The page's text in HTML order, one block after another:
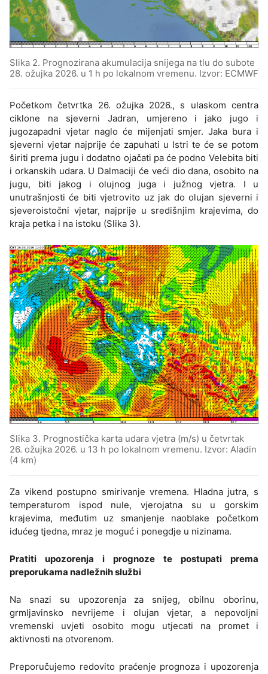
Slika 2. Prognozirana akumulacija snijega na tlu do subote
28. ožujka 2026. u 1 h po lokalnom vremenu. Izvor: ECMWF
Početkom četvrtka 26. ožujka 2026., s ulaskom centra
ciklone na sjeverni Jadran, umjereno i jako jugo i
jugozapadni vjetar naglo će mijenjati smjer. Jaka bura i
sjeverni vjetar najprije će zapuhati u Istri te će se potom
širiti prema jugu i dodatno ojačati pa će podno Velebita biti
i orkanskih udara. U Dalmaciji će veći dio dana, osobito na
jugu, biti jakog i olujnog juga i južnog vjetra. I u
unutrašnjosti će biti vjetrovito uz jak do olujan sjeverni i
sjeveroistočni vjetar, najprije u središnjim krajevima, do
kraja petka i na istoku (Slika 3).
Slika 3. Prognostička karta udara vjetra (m/s) u četvrtak
26. ožujka 2026. u 13 h po lokalnom vremenu. Izvor: Aladin
(4 km)
Za vikend postupno smirivanje vremena. Hladna jutra, s
temperaturom ispod nule, vjerojatna su u gorskim
krajevima, međutim uz smanjenje naoblake početkom
idućeg tjedna, mraz je moguć i ponegdje u nizinama.
Pratiti upozorenja i prognoze te postupati prema
preporukama nadležnih službi
Na snazi su upozorenja za snijeg, obilnu oborinu,
grmljavinsko nevrijeme i olujan vjetar, a nepovoljni
vremenski uvjeti osobito mogu utjecati na promet i
aktivnosti na otvorenom.
Preporučujemo redovito praćenje prognoza i upozorenja